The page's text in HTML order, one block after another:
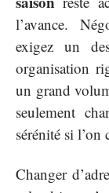
l’avance.
exigez un
organisation
un grand
seulement
sérénité si
Changer